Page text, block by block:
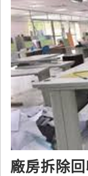
廠房拆除